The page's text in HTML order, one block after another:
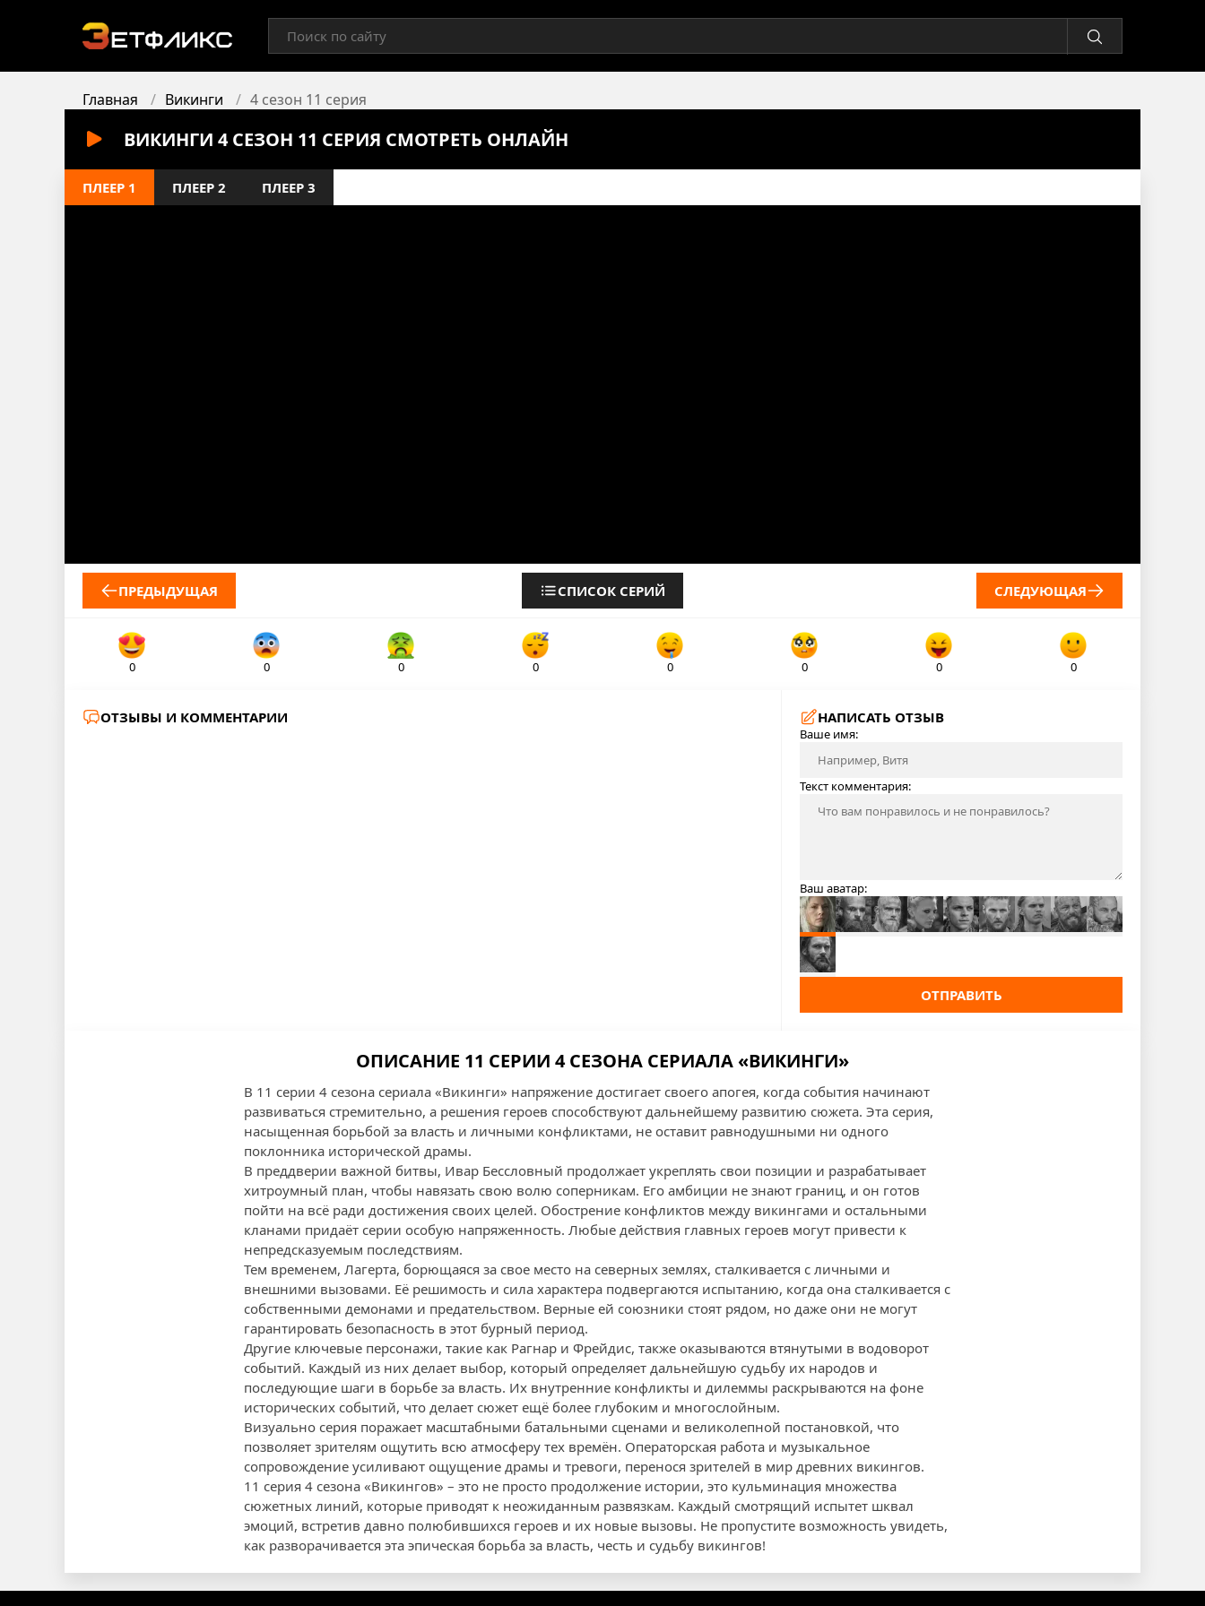
Главная Викинги 4 сезон 11 серия
ВИКИНГИ 4 СЕЗОН 11 СЕРИЯ СМОТРЕТЬ ОНЛАЙН
ПЛЕЕР 1 ПЛЕЕР 2 ПЛЕЕР 3
ПРЕДЫДУЩАЯ СПИСОК СЕРИЙ СЛЕДУЮЩАЯ
0 0 0 0 0 0 0 0
ОТЗЫВЫ И КОММЕНТАРИИ НАПИСАТЬ ОТЗЫВ
Ваше имя:
Текст комментария:
Ваш аватар:
ОТПРАВИТЬ
ОПИСАНИЕ 11 СЕРИИ 4 СЕЗОНА СЕРИАЛА «ВИКИНГИ»
В 11 серии 4 сезона сериала «Викинги» напряжение достигает своего апогея, когда события начинают
развиваться стремительно, а решения героев способствуют дальнейшему развитию сюжета. Эта серия,
насыщенная борьбой за власть и личными конфликтами, не оставит равнодушными ни одного
поклонника исторической драмы.
В преддверии важной битвы, Ивар Бессловный продолжает укреплять свои позиции и разрабатывает
хитроумный план, чтобы навязать свою волю соперникам. Его амбиции не знают границ, и он готов
пойти на всё ради достижения своих целей. Обострение конфликтов между викингами и остальными
кланами придаёт серии особую напряженность. Любые действия главных героев могут привести к
непредсказуемым последствиям.
Тем временем, Лагерта, борющаяся за свое место на северных землях, сталкивается с личными и
внешними вызовами. Её решимость и сила характера подвергаются испытанию, когда она сталкивается с
собственными демонами и предательством. Верные ей союзники стоят рядом, но даже они не могут
гарантировать безопасность в этот бурный период.
Другие ключевые персонажи, такие как Рагнар и Фрейдис, также оказываются втянутыми в водоворот
событий. Каждый из них делает выбор, который определяет дальнейшую судьбу их народов и
последующие шаги в борьбе за власть. Их внутренние конфликты и дилеммы раскрываются на фоне
исторических событий, что делает сюжет ещё более глубоким и многослойным.
Визуально серия поражает масштабными батальными сценами и великолепной постановкой, что
позволяет зрителям ощутить всю атмосферу тех времён. Операторская работа и музыкальное
сопровождение усиливают ощущение драмы и тревоги, перенося зрителей в мир древних викингов.
11 серия 4 сезона «Викингов» – это не просто продолжение истории, это кульминация множества
сюжетных линий, которые приводят к неожиданным развязкам. Каждый смотрящий испытет шквал
эмоций, встретив давно полюбившихся героев и их новые вызовы. Не пропустите возможность увидеть,
как разворачивается эта эпическая борьба за власть, честь и судьбу викингов!